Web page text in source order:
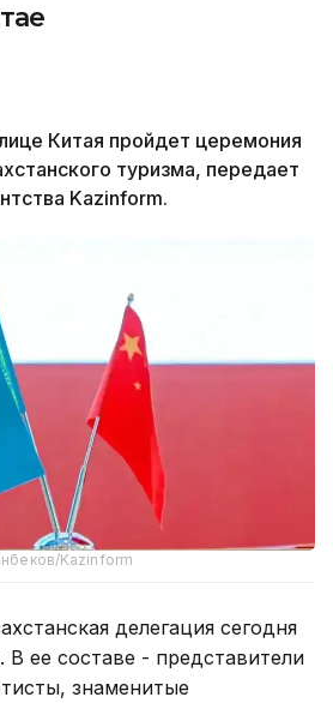
Китая пройдет церемония
туризма, передает
Kazinform.
Kazinform
делегация сегодня
В ее составе - представители
знаменитые